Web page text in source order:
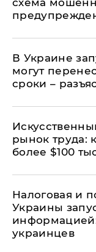
схема
В Украине
могут
сроки –
рынок труда:
более $100
Налоговая и
Украины
украинцев